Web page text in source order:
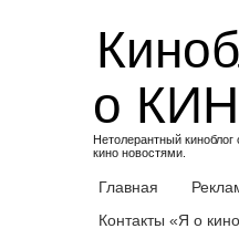
о
Нетолерантный
кино новостями.
Главная
Контакты «Я о